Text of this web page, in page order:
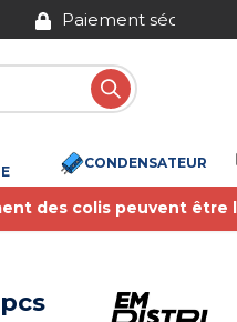
CONDENSATEUR
des colis peuvent